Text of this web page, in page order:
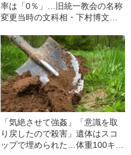
率は「0％」…旧統一教会の名称
変更当時の文科相・下村博文
「気絶させて強姦」「意識を取
り戻したので殺害」遺体はスコ
ップで埋められた…体重100キロ